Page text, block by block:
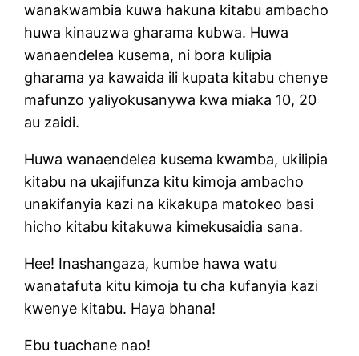
wanakwambia kuwa hakuna kitabu ambacho
huwa kinauzwa gharama kubwa. Huwa
wanaendelea kusema, ni bora kulipia
gharama ya kawaida ili kupata kitabu chenye
mafunzo yaliyokusanywa kwa miaka 10, 20
au zaidi.
Huwa wanaendelea kusema kwamba, ukilipia
kitabu na ukajifunza kitu kimoja ambacho
unakifanyia kazi na kikakupa matokeo basi
hicho kitabu kitakuwa kimekusaidia sana.
Hee! Inashangaza, kumbe hawa watu
wanatafuta kitu kimoja tu cha kufanyia kazi
kwenye kitabu. Haya bhana!
Ebu tuachane nao!